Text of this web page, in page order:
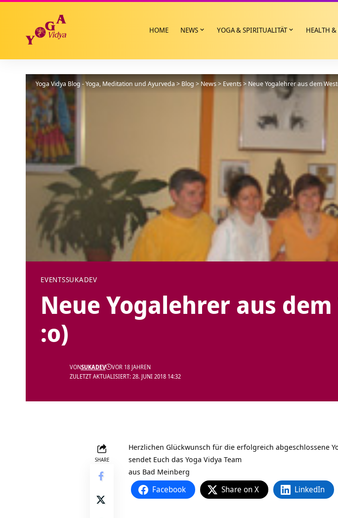
HOME NEWS YOGA & SPIRITUALITÄT HEALTH
Yoga Vidya Blog - Yoga, Meditation und Ayurveda>Blog>News>Events>Neue Yogalehrer aus dem
EVENTSSUKADEV
Neue Yogalehrer aus
:o)
ZULETZT AKTUALISIERT: 28. JUNI 2018 14:32
VONSUKADEV VOR 18 JAHREN
SHARE
Herzlichen Glückwunsch für die erfolgreich abgeschlossene
sendet Euch das Yoga Vidya Team
aus Bad Meinberg
Facebook Share on X LinkedIn